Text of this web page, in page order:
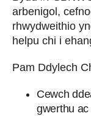
arbenigol,
rhwydweithio
helpu chi i
Pam Ddylech
Cewch
gwerthu ac